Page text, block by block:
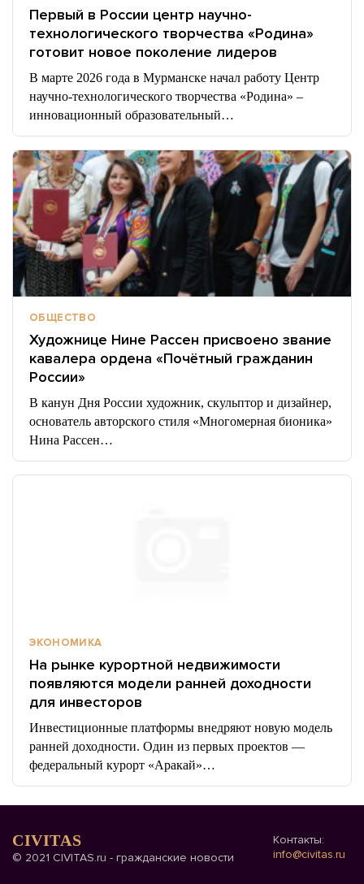
Первый в России центр научно-
технологического творчества «Родина»
готовит новое поколение лидеров
В марте 2026 года в Мурманске начал работу Центр
научно-технологического творчества «Родина» –
инновационный образовательный…
ОБЩЕСТВО
Художнице Нине Рассен присвоено звание
кавалера ордена «Почётный гражданин
России»
В канун Дня России художник, скульптор и дизайнер,
основатель авторского стиля «Многомерная бионика»
Нина Рассен…
ЭКОНОМИКА
На рынке курортной недвижимости
появляются модели ранней доходности
для инвесторов
Инвестиционные платформы внедряют новую модель
ранней доходности. Один из первых проектов —
федеральный курорт «Аракай»…
CIVITAS
© 2021 CIVITAS.ru - гражданские новости
Контакты:
info@civitas.ru